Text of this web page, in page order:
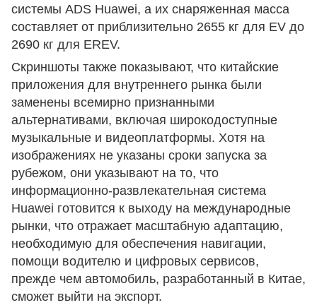
системы ADS Huawei, а их снаряженная масса
составляет от приблизительно 2655 кг для EV до
2690 кг для EREV.
Скриншоты также показывают, что китайские
приложения для внутреннего рынка были
заменены всемирно признанными
альтернативами, включая широкодоступные
музыкальные и видеоплатформы. Хотя на
изображениях не указаны сроки запуска за
рубежом, они указывают на то, что
информационно-развлекательная система
Huawei готовится к выходу на международные
рынки, что отражает масштабную адаптацию,
необходимую для обеспечения навигации,
помощи водителю и цифровых сервисов,
прежде чем автомобиль, разработанный в Китае,
сможет выйти на экспорт.